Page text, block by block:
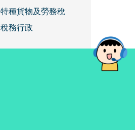
特種貨物及勞務稅
稅務行政